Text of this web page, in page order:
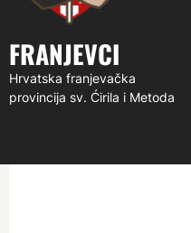
FRANJEVCI
Hrvatska franjevačka
provincija sv. Ćirila i Metoda